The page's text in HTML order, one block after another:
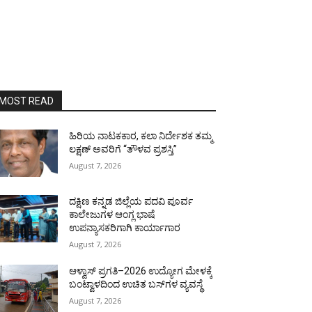
READ
ಹಿರಿಯ ನಾಟಕಕಾರ, ಕಲಾ ನಿರ್ದೇಶಕ ತಮ್ಮ
ಲಕ್ಷಣ್ ಅವರಿಗೆ “ತೌಳವ ಪ್ರಶಸ್ತಿ”
August 7, 2026
ದಕ್ಷಿಣ ಕನ್ನಡ ಜಿಲ್ಲೆಯ ಪದವಿ ಪೂರ್ವ
ಕಾಲೇಜುಗಳ ಆಂಗ್ಲ ಭಾಷೆ
ಉಪನ್ಯಾಸಕರಿಗಾಗಿ ಕಾರ್ಯಾಗಾರ
August 7, 2026
ಆಳ್ವಾಸ್ ಪ್ರಗತಿ–2026 ಉದ್ಯೋಗ ಮೇಳಕ್ಕೆ
ಬಂಟ್ವಾಳದಿಂದ ಉಚಿತ ಬಸ್‌ಗಳ ವ್ಯವಸ್ಥೆ
August 7, 2026